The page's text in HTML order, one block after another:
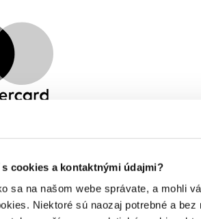
cookies a kontaktnými údajmi?
sa na našom webe správate, a mohli
Niektoré sú naozaj potrebné a